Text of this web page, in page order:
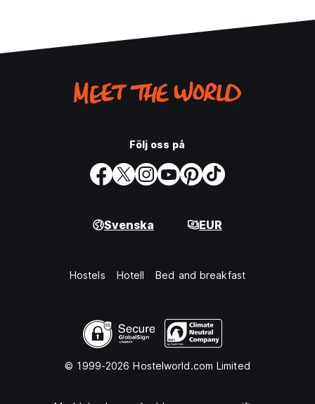
Följ oss på
Svenska EUR
Hostels Hotell Bed and breakfast
© 1999-2026 Hostelworld.com Limited